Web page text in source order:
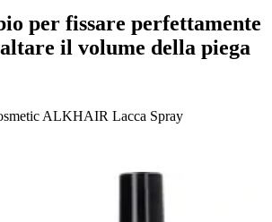
per fissare perfettamente
il volume della piega
ALKHAIR Lacca Spray